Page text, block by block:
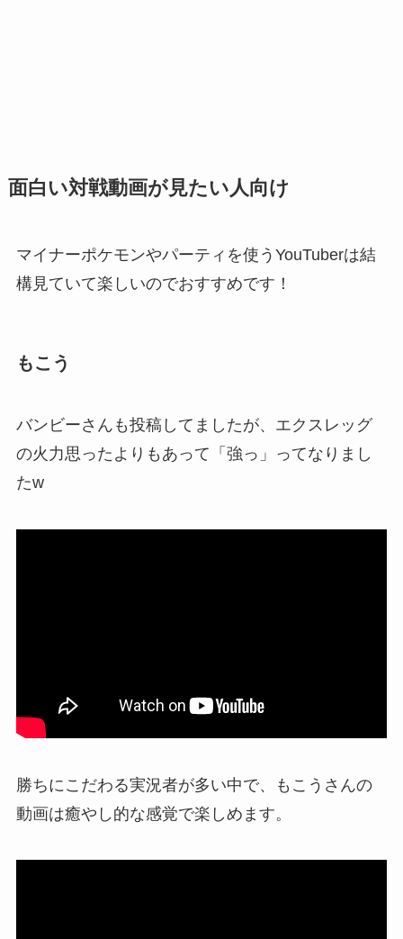
面白い対戦動画が見たい人向け
マイナーポケモンやパーティを使うYouTuberは結
構見ていて楽しいのでおすすめです！
もこう
バンビーさんも投稿してましたが、エクスレッグ
の火力思ったよりもあって「強っ」ってなりまし
たw
勝ちにこだわる実況者が多い中で、もこうさんの
動画は癒やし的な感覚で楽しめます。